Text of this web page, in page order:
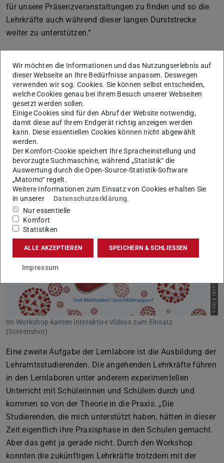
für unsere Präsenzveranstaltungen zu finden und so die
Lehrkräfte auch während dieser langen Durststrecke
weiter zu unterstützen.“
”
Mit dem Covid-Workshop ist es gelungen,
einen Ersatz für unsere
Präsenzveranstaltungen zu finden und so
die Lehrkräfte auch während dieser langen
Durststrecke weiter zu unterstützen.
Dr. Guido Klees
Praxiserfahrung und Feedback für die
Studierenden
Bild: Guido Klees
Im Workshop kamen interaktive Videos zum Einsatz
(Screenshot).
Eine zweite Aufgabe der Lernlabore ist die Ausbildung der
Lehramtsstudierenden. Die angehenden Lehrkräfte führen
in den Lernlaboren unter anderem experimentellen
Unterricht mit Schülerinnen und Schülern durch und
kommen so von der Theorie in die Praxis. „Die
Studierenden, die mich unterstützt haben, hätten in dieser
Zeit eigentlich ihre Praxisphase in den Schulen gemacht.
Aber das geht ja gerade nicht. Durch den Workshop
konnten die zukünftigen Lehrkräfte trotzdem mit der
Wir möchten die Informationen und das Nutzungserlebnis auf
dieser Webseite an Ihre Bedürfnisse anpassen. Deswegen
verwenden wir sog. Cookies. Sie können selbst entscheiden,
welche Cookies genau bei Ihrem Besuch unserer Webseiten
gesetzt werden sollen.
Einige Cookies sind für den Abruf der Website notwendig,
damit diese auf Ihrem Endgerät richtig anzeigen werden
kann. Diese essentiellen Cookies können nicht abgewählt
werden.
Der Komfort-Cookie speichert Ihre Spracheinstellung und
bevorzugte Suchmaschine, während „Statistik“ die
Auswertung durch die Open-Source-Statistik-Software
„Matomo“ regelt.
Weitere Informationen zum Einsatz von Cookies erhalten Sie
in unserer
Datenschutzerklärung.
Nur essentielle
Komfort
Statistiken
ALLE AKZEPTIEREN SPEICHERN & SCHLIESSEN
Impressum